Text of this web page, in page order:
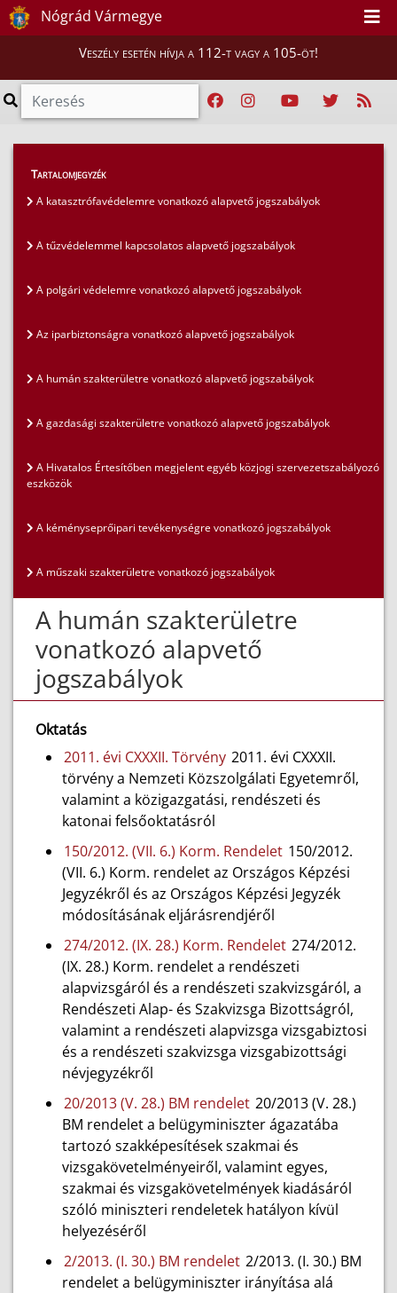
Nógrád Vármegye
Veszély esetén hívja a 112-t vagy a 105-öt!
Szakmai tájékoztatók
A humán szakterületre vonatkozó alapvető
Tartalomjegyzék
A katasztrófavédelemre vonatkozó alapvető jogszabályok
A tűzvédelemmel kapcsolatos alapvető jogszabályok
A polgári védelemre vonatkozó alapvető jogszabályok
Az iparbiztonságra vonatkozó alapvető jogszabályok
A humán szakterületre vonatkozó alapvető jogszabályok
A gazdasági szakterületre vonatkozó alapvető jogszabályok
A Hivatalos Értesítőben megjelent egyéb közjogi szervezetszabályozó
eszközök
A kéményseprőipari tevékenységre vonatkozó jogszabályok
A műszaki szakterületre vonatkozó jogszabályok
A humán szakterületre
vonatkozó alapvető
jogszabályok
Oktatás
2011. évi CXXXII. Törvény 2011. évi CXXXII.
törvény a Nemzeti Közszolgálati Egyetemről,
valamint a közigazgatási, rendészeti és
katonai felsőoktatásról
150/2012. (VII. 6.) Korm. Rendelet 150/2012.
(VII. 6.) Korm. rendelet az Országos Képzési
Jegyzékről és az Országos Képzési Jegyzék
módosításának eljárásrendjéről
274/2012. (IX. 28.) Korm. Rendelet 274/2012.
(IX. 28.) Korm. rendelet a rendészeti
alapvizsgáról és a rendészeti szakvizsgáról, a
Rendészeti Alap- és Szakvizsga Bizottságról,
valamint a rendészeti alapvizsga vizsgabiztosi
és a rendészeti szakvizsga vizsgabizottsági
névjegyzékről
20/2013 (V. 28.) BM rendelet 20/2013 (V. 28.)
BM rendelet a belügyminiszter ágazatába
tartozó szakképesítések szakmai és
vizsgakövetelményeiről, valamint egyes,
szakmai és vizsgakövetelmények kiadásáról
szóló miniszteri rendeletek hatályon kívül
helyezéséről
2/2013. (I. 30.) BM rendelet 2/2013. (I. 30.) BM
rendelet a belügyminiszter irányítása alá